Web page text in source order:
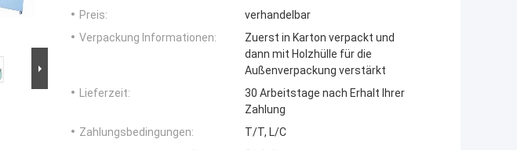
Preis:
verhandelbar
Verpackung Informationen:
Zuerst in Karton verpackt und
dann mit Holzhülle für die
Außenverpackung verstärkt
Lieferzeit:
30 Arbeitstage nach Erhalt Ihrer
Zahlung
Zahlungsbedingungen:
T/T, L/C